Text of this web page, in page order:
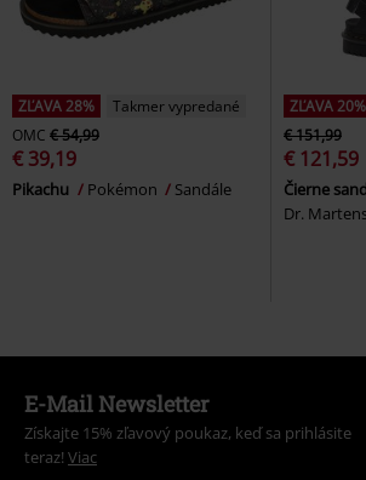
ZĽAVA 28%
Takmer vypredané
OMC € 54,99
€ 39,19
Pikachu Pokémon Sandále
ZĽAVA 20%
€ 151,99
€ 121,59
Čierne
Dr.
E-Mail Newsletter
Získajte 15% zľavový poukaz, keď sa prihlásite
teraz! Viac